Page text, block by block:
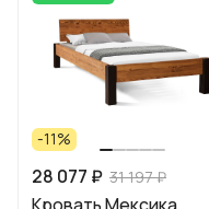
-11%
28 077 ₽ 31 197 ₽
Кровать Мексика